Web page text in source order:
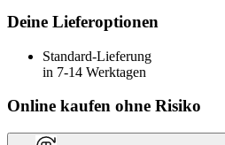
Deine Lieferoptionen
Standard-Lieferung
in 7-14 Werktagen
Online kaufen ohne Risiko